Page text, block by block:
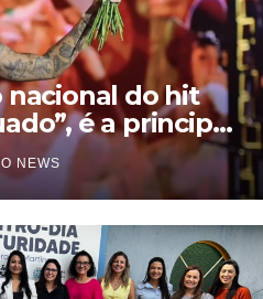
nacional do hit
é a principal
feira (7) da
de Chapadão
NEWS